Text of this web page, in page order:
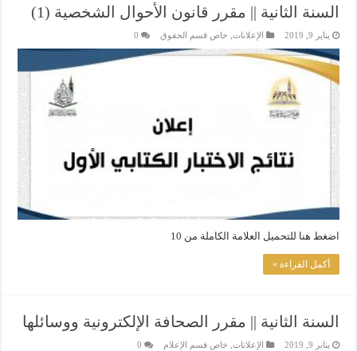
السنة الثانية || مقرر قانون الأحوال الشخصية (1)
يناير 9, 2019 الإعلانات, خاص قسم الحقوق 0
اضغط هنا للتحميل العلامة الكاملة من 10
أكمل القراءة »
السنة الثانية || مقرر الصحافة الإلكترونية ووسائلها
يناير 9, 2019 الإعلانات خاص قسم الإعلام 0